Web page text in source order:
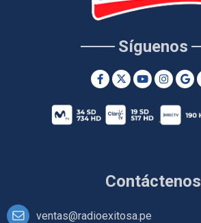
Contáctenos
ventas@radioexitosa.pe
Síguenos